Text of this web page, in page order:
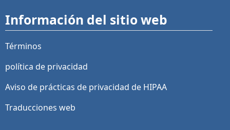
Información del sitio web
Términos
política de privacidad
Aviso de prácticas de privacidad de HIPAA
Traducciones web